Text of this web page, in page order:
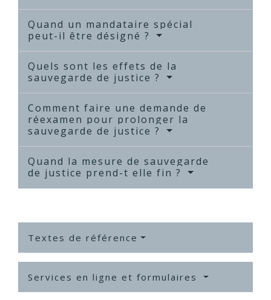
Quand un mandataire spécial
peut-il être désigné ?
Quels sont les effets de la
sauvegarde de justice ?
Comment faire une demande de
réexamen pour prolonger la
sauvegarde de justice ?
Quand la mesure de sauvegarde
de justice prend-t elle fin ?
Textes de référence
Services en ligne et formulaires